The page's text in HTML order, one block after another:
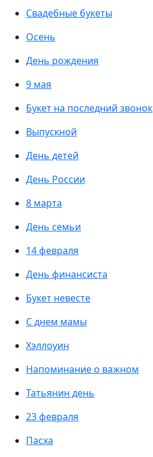
Свадебные букеты
Осень
День рождения
9 мая
Букет на последний звонок
Выпускной
День детей
День России
8 марта
День семьи
14 февраля
День финансиста
Букет невесте
С днем мамы
Хэллоуин
Напоминание о важном
Татьянин день
23 февраля
Пасха